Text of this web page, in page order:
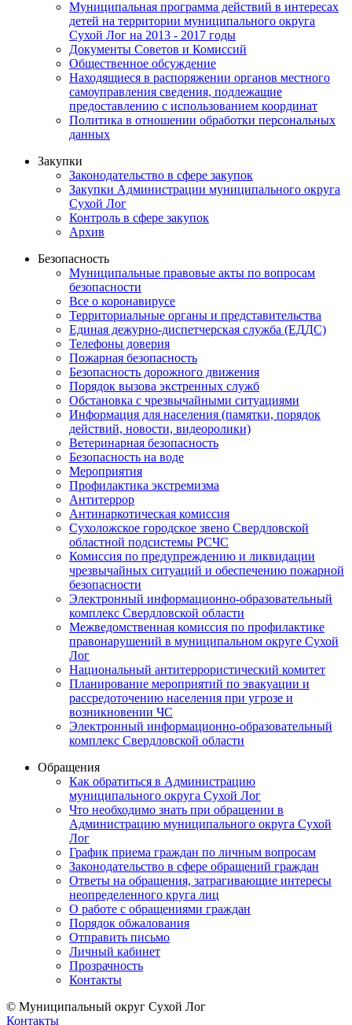
Муниципальная программа действий в интересах
детей на территории муниципального округа
Сухой Лог на 2013 - 2017 годы
Документы Советов и Комиссий
Общественное обсуждение
Находящиеся в распоряжении органов местного
самоуправления сведения, подлежащие
предоставлению с использованием координат
Политика в отношении обработки персональных
данных
Закупки
Законодательство в сфере закупок
Закупки Администрации муниципального округа
Сухой Лог
Контроль в сфере закупок
Архив
Безопасность
Муниципальные правовые акты по вопросам
безопасности
Все о коронавирусе
Территориальные органы и представительства
Единая дежурно-диспетчерская служба (ЕДДС)
Телефоны доверия
Пожарная безопасность
Безопасность дорожного движения
Порядок вызова экстренных служб
Обстановка с чрезвычайными ситуациями
Информация для населения (памятки, порядок
действий, новости, видеоролики)
Ветеринарная безопасность
Безопасность на воде
Мероприятия
Профилактика экстремизма
Антитеррор
Антинаркотическая комиссия
Сухоложское городское звено Свердловской
областной подсистемы РСЧС
Комиссия по предупреждению и ликвидации
чрезвычайных ситуаций и обеспечению пожарной
безопасности
Электронный информационно-образовательный
комплекс Cвердловской области
Межведомственная комиссия по профилактике
правонарушений в муниципальном округе Сухой
Лог
Национальный антитеррористический комитет
Планирование мероприятий по эвакуации и
рассредоточению населения при угрозе и
возникновении ЧС
Электронный информационно-образовательный
комплекс Свердловской области
Обращения
Как обратиться в Администрацию
муниципального округа Сухой Лог
Что необходимо знать при обращении в
Администрацию муниципального округа Сухой
Лог
График приема граждан по личным вопросам
Законодательство в сфере обращений граждан
Ответы на обращения, затрагивающие интересы
неопределенного круга лиц
О работе с обращениями граждан
Порядок обжалования
Отправить письмо
Личный кабинет
Прозрачность
Контакты
© Муниципальный округ Сухой Лог
Контакты